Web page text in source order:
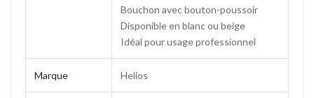
Bouchon avec bouton-poussoir
Disponible en blanc ou beige
Idéal pour usage professionnel
Marque Helios